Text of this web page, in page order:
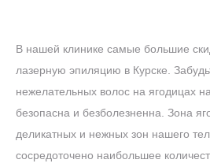
В нашей клинике самые большие
лазерную эпиляцию в Курске.
нежелательных волос на ягодицах
безопасна и безболезненна. Зона
деликатных и нежных зон нашего
сосредоточено наибольшее